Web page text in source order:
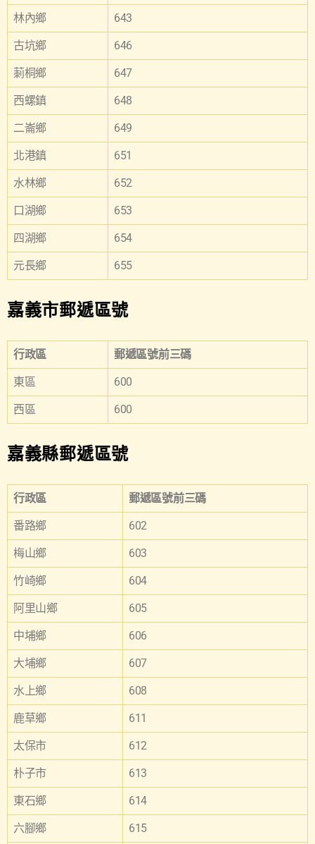
林內鄉 643
古坑鄉 646
莿桐鄉 647
西螺鎮 648
二崙鄉 649
北港鎮 651
水林鄉 652
口湖鄉 653
四湖鄉 654
元長鄉 655
嘉義市郵遞區號
行政區 郵遞區號前三碼
東區 600
西區 600
嘉義縣郵遞區號
行政區 郵遞區號前三碼
番路鄉 602
梅山鄉 603
竹崎鄉 604
阿里山鄉 605
中埔鄉 606
大埔鄉 607
水上鄉 608
鹿草鄉 611
太保市 612
朴子市 613
東石鄉 614
六腳鄉 615